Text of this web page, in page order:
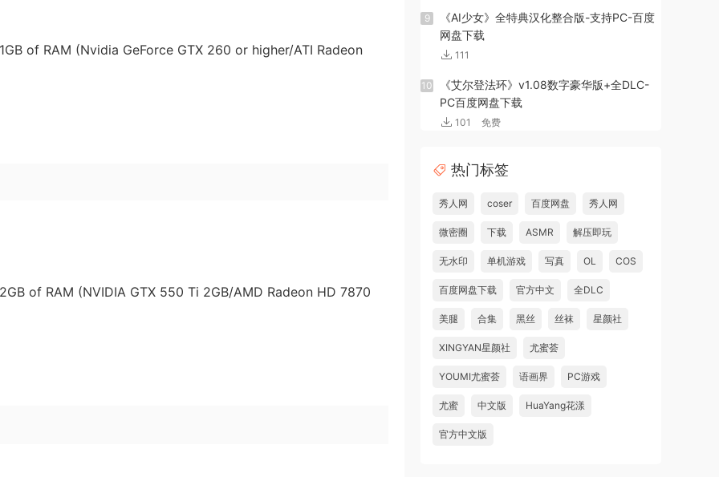
of RAM (Nvidia GeForce GTX 260 or higher/ATI Radeon
of RAM (NVIDIA GTX 550 Ti 2GB/AMD Radeon HD 7870
9
《AI少女》全特典汉化整合版-支持PC-百度
网盘下载
111
10
《艾尔登法环》v1.08数字豪华版+全DLC-
PC百度网盘下载
101 免费
热门标签
秀人网 coser 百度网盘 秀人网
微密圈 下载 ASMR 解压即玩
无水印 单机游戏 写真 OL COS
百度网盘下载 官方中文 全DLC
美腿 合集 黑丝 丝袜 星颜社
XINGYAN星颜社 尤蜜荟
YOUMI尤蜜荟 语画界 PC游戏
尤蜜 中文版 HuaYang花漾
官方中文版